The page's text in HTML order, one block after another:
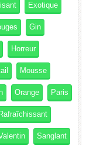
Exotique
Gin
Horreur
Mousse
Orange Paris
Rafraîchissant
Sanglant